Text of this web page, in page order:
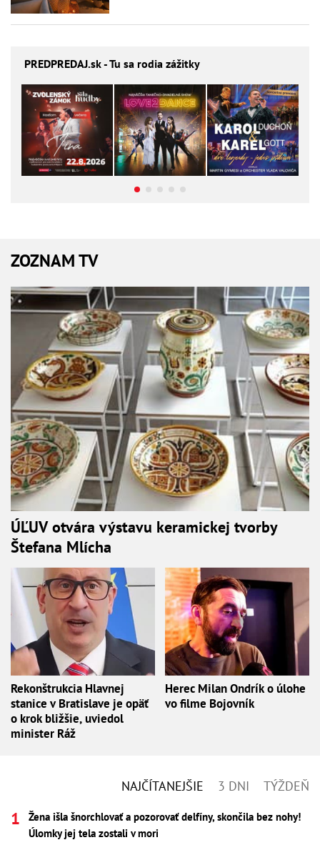
PREDPREDAJ.sk - Tu sa rodia zážitky
ZOZNAM TV
ÚĽUV otvára výstavu keramickej tvorby
Štefana Mlícha
Rekonštrukcia Hlavnej
stanice v Bratislave je opäť
o krok bližšie, uviedol
minister Ráž
Herec Milan Ondrík o úlohe
vo filme Bojovník
NAJČÍTANEJŠIE 3 DNI TÝŽDEŇ
Žena išla šnorchlovať a pozorovať delfíny, skončila bez nohy!
Úlomky jej tela zostali v mori